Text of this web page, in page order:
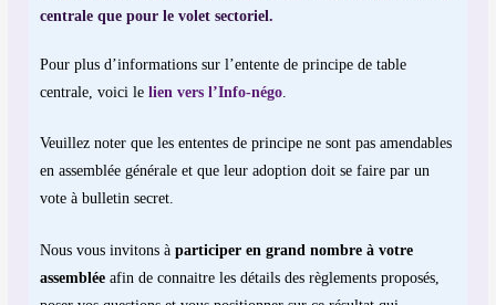
centrale que pour le volet sectoriel.
Pour plus d’informations sur l’entente de principe de table
centrale, voici le lien vers l’Info-négo
Veuillez noter que les ententes de principe ne sont pas amendables
en assemblée générale et que leur adoption doit se faire par un
vote à bulletin secret.
Nous vous invitons àparticiper en grand nombre à votre
assemblée afin de connaitre les détails des règlements proposés,